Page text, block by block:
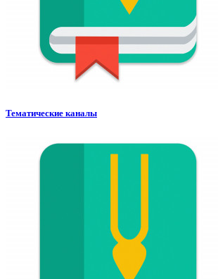
Тематические каналы